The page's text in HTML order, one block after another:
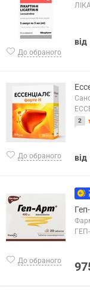
До обраного
від
До обраного
2
від
До обраного